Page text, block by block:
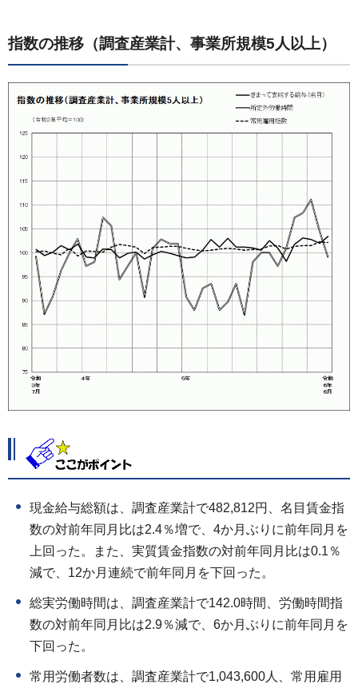
指数の推移（調査産業計、事業所規模5人以上）
現金給与総額は、調査産業計で482,812円、名目賃金指
数の対前年同月比は2.4％増で、4か月ぶりに前年同月を
上回った。また、実質賃金指数の対前年同月比は0.1％
減で、12か月連続で前年同月を下回った。
総実労働時間は、調査産業計で142.0時間、労働時間指
数の対前年同月比は2.9％減で、6か月ぶりに前年同月を
下回った。
常用労働者数は、調査産業計で1,043,600人、常用雇用